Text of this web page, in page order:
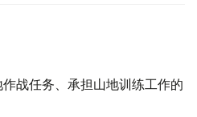
战任务、承担山地训练工作的